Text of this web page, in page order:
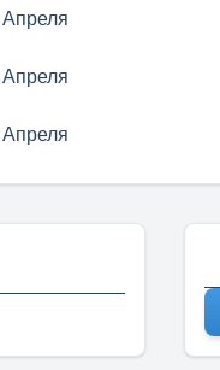
Апреля
Апреля
Апреля